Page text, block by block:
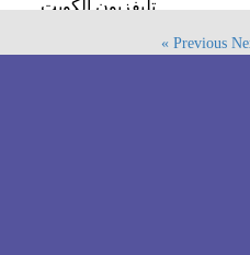
تليفزيون الكويت